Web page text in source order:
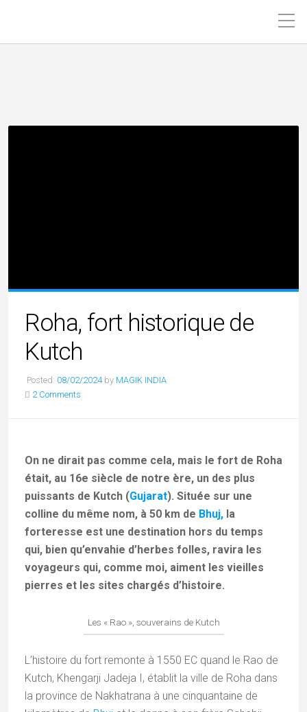
Roha, fort historique de
Kutch
Posted: 08/02/2024 by MAGIK INDIA
2 Comments
On ne dirait pas comme cela, mais le fort de Roha
était, au 16e siècle de notre ère, un des plus
puissants de Kutch (Gujarat). Située sur une
colline du même nom, à 50 km de Bhuj, la
forteresse est une destination hors du temps
qui, bien qu’envahie d’herbes folles, ravira les
voyageurs qui, comme moi, aiment les vieilles
pierres et les sites chargés d’histoire.
Les « Rao », souverains de Kutch
L’histoire du fort remonte à 1550 EC quand le Rao de
Kutch, Khengarji Jadeja I, établit la ville de Roha dans
la province de Nakhatrana à une cinquantaine de